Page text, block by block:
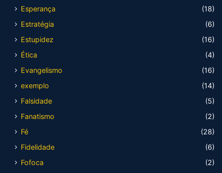
Esperança
(18)
Estratégia
(6)
Estupidez
(16)
Ética
(4)
Evangelismo
(16)
exemplo
(14)
Falsidade
(5)
Fanatismo
(2)
Fé
(28)
Fidelidade
(6)
Fofoca
(2)